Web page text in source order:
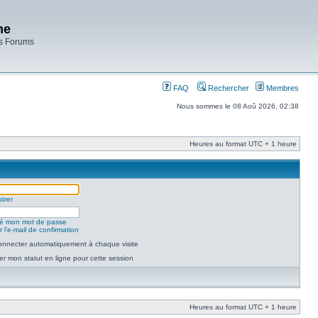
Forums
FAQ Rechercher Membres
Nous sommes le 08 Aoû 2026, 02:38
Heures au format UTC + 1 heure
mon mot de passe
l’e-mail de confirmation
automatiquement à chaque visite
mon statut en ligne pour cette session
Heures au format UTC + 1 heure